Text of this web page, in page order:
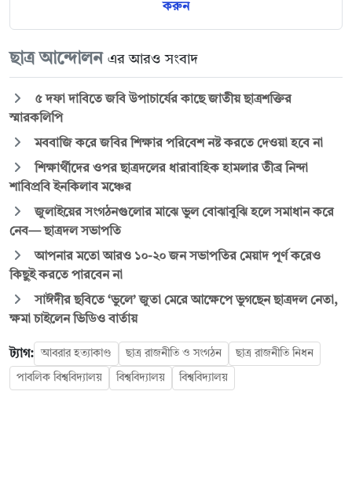
করুন
ছাত্র আন্দোলন এর আরও সংবাদ
৫ দফা দাবিতে জবি উপাচার্যের কাছে জাতীয় ছাত্রশক্তির
স্মারকলিপি
মববাজি করে জবির শিক্ষার পরিবেশ নষ্ট করতে দেওয়া হবে না
শিক্ষার্থীদের ওপর ছাত্রদলের ধারাবাহিক হামলার তীব্র নিন্দা
শাবিপ্রবি ইনকিলাব মঞ্চের
জুলাইয়ের সংগঠনগুলোর মাঝে ভুল বোঝাবুঝি হলে সমাধান করে
নেব— ছাত্রদল সভাপতি
আপনার মতো আরও ১০-২০ জন সভাপতির মেয়াদ পূর্ণ করেও
কিছুই করতে পারবেন না
সাঈদীর ছবিতে ‘ভুলে’ জুতা মেরে আক্ষেপে ভুগছেন ছাত্রদল নেতা,
ক্ষমা চাইলেন ভিডিও বার্তায়
ট্যাগ: আবরার হত্যাকাণ্ড ছাত্র রাজনীতি ও সংগঠন ছাত্র রাজনীতি নিধন
পাবলিক বিশ্ববিদ্যালয় বিশ্ববিদ্যালয় বিশ্ববিদ্যালয়